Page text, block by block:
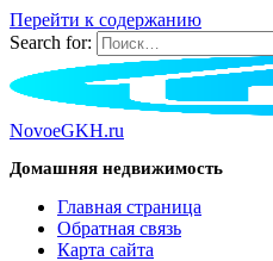
Перейти к содержанию
Search for:
NovoeGKH.ru
Домашняя недвижимость
Главная страница
Обратная связь
Карта сайта